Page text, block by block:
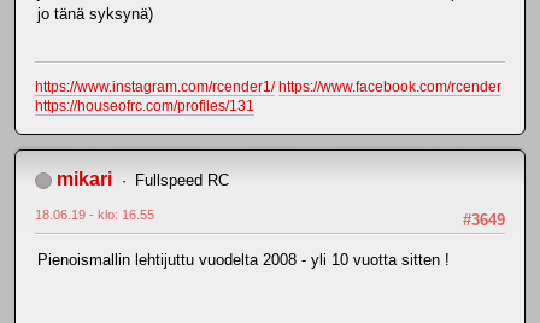
jo tänä syksynä)
https://www.instagram.com/rcender1/ https://www.facebook.com/rcender
https://houseofrc.com/profiles/131
mikari Fullspeed RC
#3649
18.06.19 - klo: 16.55
Pienoismallin lehtijuttu vuodelta 2008 - yli 10 vuotta sitten !